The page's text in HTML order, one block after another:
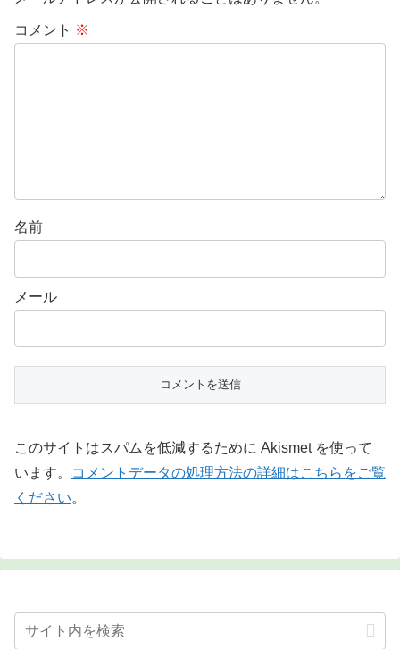
コメント ※
名前
メール
このサイトはスパムを低減するために Akismet を使って
います。
コメントデータの処理方法の詳細はこちらをご覧
ください。